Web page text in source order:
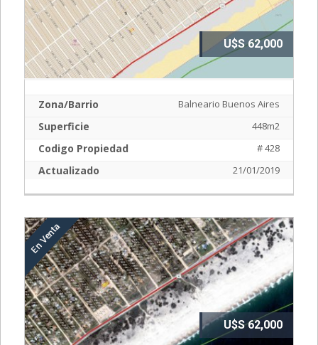
U$S 62,000
Zona/Barrio Balneario Buenos Aires
Superficie 448m2
Codigo Propiedad # 428
Actualizado 21/01/2019
U$S 62,000